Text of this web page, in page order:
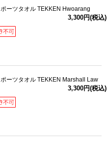
ーツタオル TEKKEN Hwoarang
3,300円(税込)
ーツタオル TEKKEN Marshall Law
3,300円(税込)